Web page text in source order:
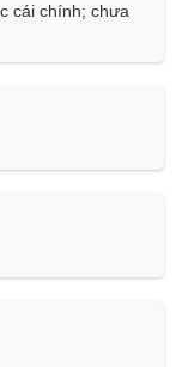
cái chính; chưa